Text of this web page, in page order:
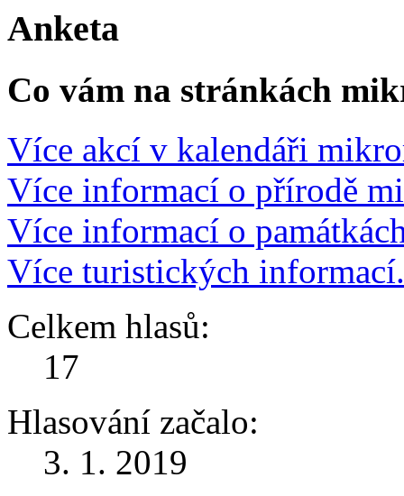
Anketa
Co vám na stránkách
Více akcí v kalendáři
Více informací o přírodě
Více informací o
Více turistických
Celkem hlasů:
17
Hlasování začalo:
3. 1. 2019